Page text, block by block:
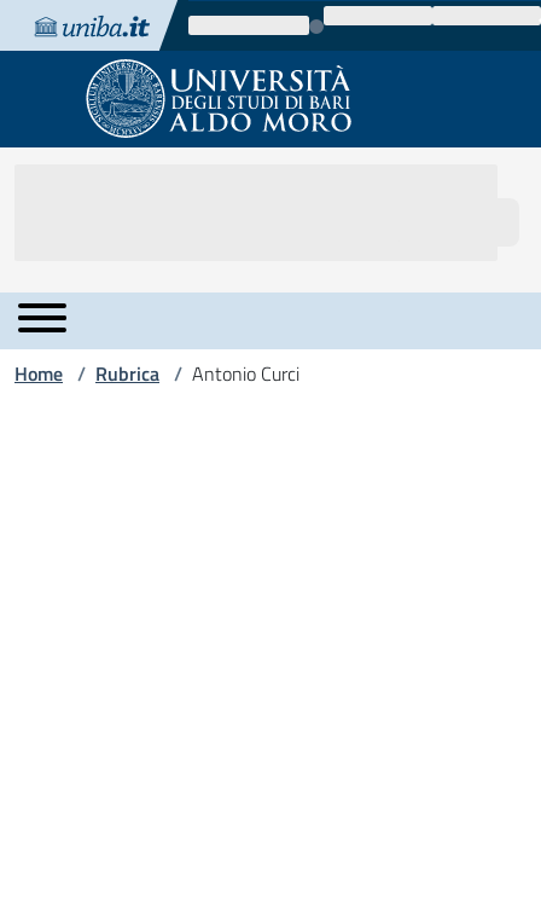
Vai al contenuto
Vai alla navigazione
Vai al footer
Home / Rubrica / Antonio Curci